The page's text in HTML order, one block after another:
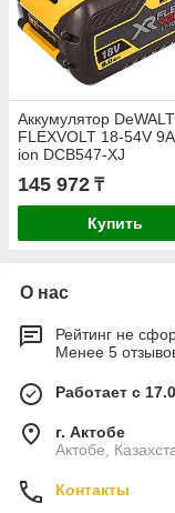
Аккумулятор DeWALT
FLEXVOLT 18-54V
ion DCB547-XJ
145 972 ₸
Купить
О нас
Рейтинг не
Менее 5
Работает с
г. Актобе
Актобе,
Контакты